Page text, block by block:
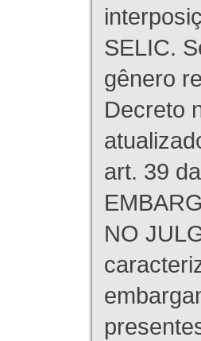
SELIC.
gênero
Decreto
art. 39
NO